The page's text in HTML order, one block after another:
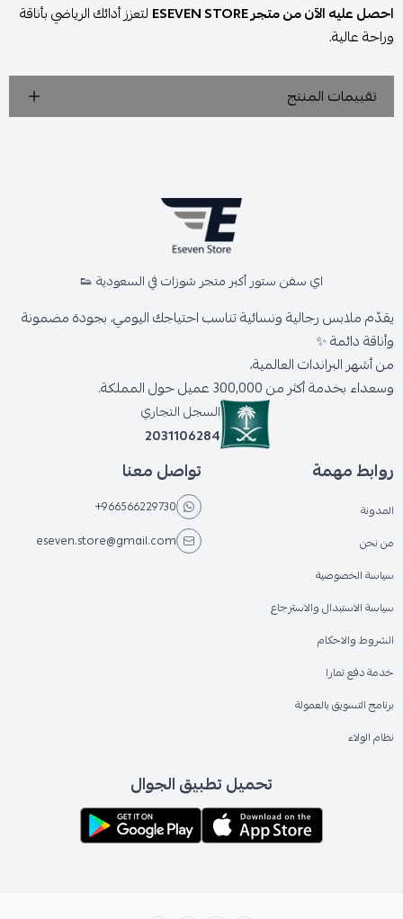
احصل عليه الآن من متجر ESEVEN STORE
لتعزز أدائك الرياضي بأناقة
وراحة عالية.
تقييمات المنتج
اي سفن ستور أكبر متجر شوزات في السعودية 👟
يقدّم ملابس رجالية ونسائية تناسب احتياجك اليومي، بجودة مضمونة
وأناقة دائمة ✨
من أشهر البراندات العالمية،
وسعداء بخدمة أكثر من 300,000 عميل حول المملكة.
السجل التجاري
2031106284
روابط مهمة
المدونة
من نحن
سياسة الخصوصية
سياسة الاستبدال والاسترجاع
الشروط والاحكام
خدمة دفع تمارا
برنامج التسويق بالعمولة
نظام الولاء
تواصل معنا
+966566229730
eseven.store@gmail.com
تحميل تطبيق الجوال